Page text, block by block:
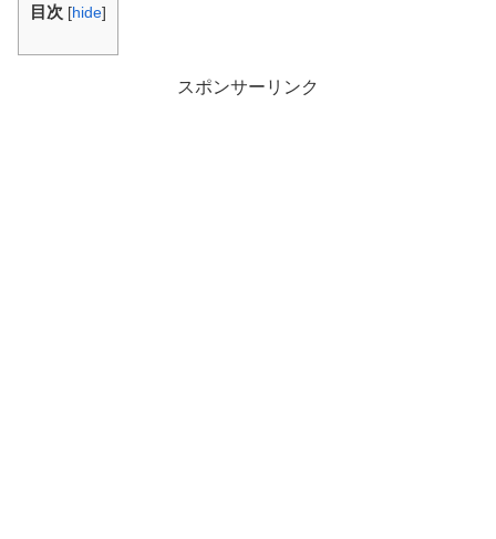
目次 [hide]
スポンサーリンク